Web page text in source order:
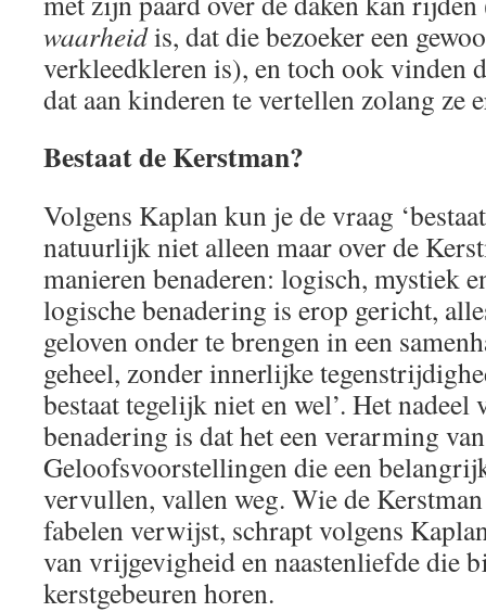
waarheidis, dat die bezoeker een
verkleedkleren is), en toch ook vinden
dat aan kinderen te vertellen zolang ze
Bestaat de Kerstman?
Volgens Kaplan kun je de vraag
natuurlijk niet alleen maar over de
manieren benaderen: logisch, mystiek
logische benadering is erop gericht,
geloven onder te brengen in een
geheel, zonder innerlijke
bestaat tegelijk niet en wel’. Het
benadering is dat het een verarming
Geloofsvoorstellingen die een
vervullen, vallen weg. Wie de
fabelen verwijst, schrapt volgens
van vrijgevigheid en naastenliefde die
kerstgebeuren horen.